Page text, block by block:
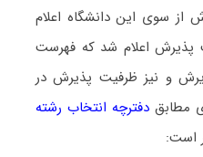
از سوی این دانشگاه اعلام
از سال ۹۸ ظرفیت پذیرش اعلام شد که فهرست
و نیز ظرفیت پذیرش در
مطابق دفترچه انتخاب رشته
است: